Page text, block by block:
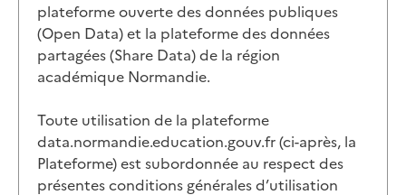
plateforme ouverte des données publiques
(Open Data) et la plateforme des données
partagées (Share Data) de la région
académique Normandie.
Toute utilisation de la plateforme
data.normandie.education.gouv.fr (ci-après, la
Plateforme) est subordonnée au respect des
présentes conditions générales d’utilisation